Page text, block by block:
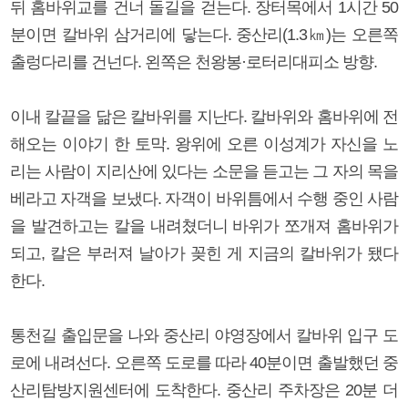
뒤 홈바위교를 건너 돌길을 걷는다. 장터목에서 1시간 50
분이면 칼바위 삼거리에 닿는다. 중산리(1.3㎞)는 오른쪽
출렁다리를 건넌다. 왼쪽은 천왕봉·로터리대피소 방향.
이내 칼끝을 닮은 칼바위를 지난다. 칼바위와 홈바위에 전
해오는 이야기 한 토막. 왕위에 오른 이성계가 자신을 노
리는 사람이 지리산에 있다는 소문을 듣고는 그 자의 목을
베라고 자객을 보냈다. 자객이 바위틈에서 수행 중인 사람
을 발견하고는 칼을 내려쳤더니 바위가 쪼개져 홈바위가
되고, 칼은 부러져 날아가 꽂힌 게 지금의 칼바위가 됐다
한다.
통천길 출입문을 나와 중산리 야영장에서 칼바위 입구 도
로에 내려선다. 오른쪽 도로를 따라 40분이면 출발했던 중
산리탐방지원센터에 도착한다. 중산리 주차장은 20분 더